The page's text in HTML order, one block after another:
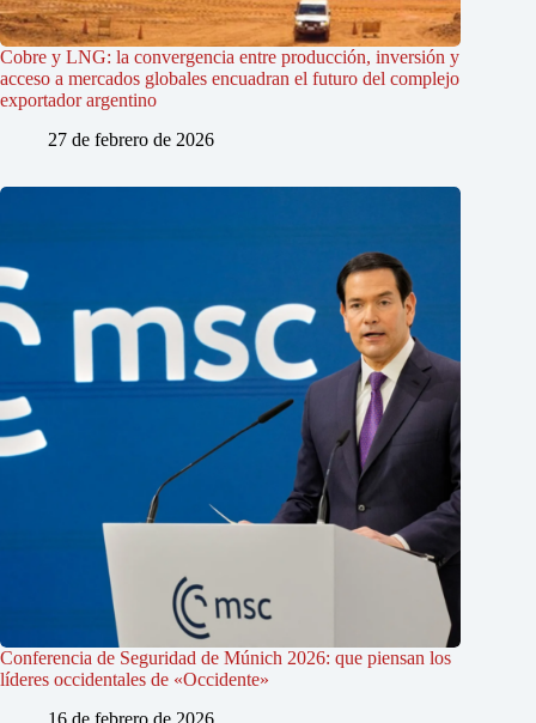
Cobre y LNG: la convergencia entre producción, inversión y
acceso a mercados globales encuadran el futuro del complejo
exportador argentino
27 de febrero de 2026
Conferencia de Seguridad de Múnich 2026: que piensan los
líderes occidentales de «Occidente»
16 de febrero de 2026